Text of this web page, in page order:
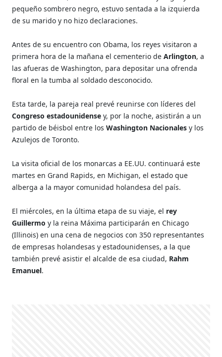
pequeño sombrero negro, estuvo sentada a la izquierda
de su marido y no hizo declaraciones.
Antes de su encuentro con Obama, los reyes visitaron a
primera hora de la mañana el cementerio deArlington, a
las afueras de Washington, para depositar una ofrenda
floral en la tumba al soldado desconocido.
Esta tarde, la pareja real prevé reunirse con líderes del
Congreso estadounidense y, por la noche, asistirán a un
partido de béisbol entre losWashington Nacionales y los
Azulejos de Toronto.
La visita oficial de los monarcas a EE.UU. continuará este
martes en Grand Rapids, en Michigan, el estado que
alberga a la mayor comunidad holandesa del país.
El miércoles, en la última etapa de su viaje, el rey
Guillermo y la reina Máxima participarán en Chicago
(Illinois) en una cena de negocios con 350 representantes
de empresas holandesas y estadounidenses, a la que
también prevé asistir el alcalde de esa ciudad, Rahm
Emanuel.